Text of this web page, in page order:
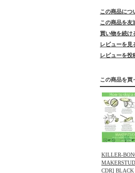
この商品につ
この商品を友
買い物を続け
レビューを見
レビューを投
この商品を買
KILLER-
CDR] BLACK